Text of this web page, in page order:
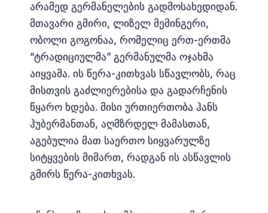
არამედ გერმანელების გადმოსახედიდან.
მთავარი გმირი, ლიზელ მემინგერი,
ობოლი გოგონაა, რომელიც ერთ-ერთმა
“ტრადიციულმა” გერმანულმა ოჯახმა
აიყვამა. ის წერა-კითხვას სწავლობს, რაც
მისთვის გაძლიერებისა და გადარჩენის
წყარო ხდება. მისი ურთიერთობა ჰანს
ჰუბერმანთან, აღმზრდელ მამასთან,
აგებულია მათ საერთო სიყვარულზე
სიტყვების მიმართ, რადგან ის ასწავლის
გმირს წერა-კითხვას.